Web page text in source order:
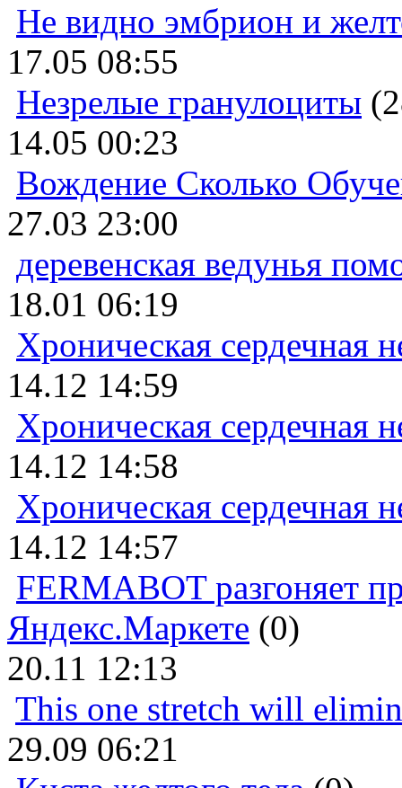
Не видно эмбрион и
17.05 08:55
Незрелые гранулоциты
14.05 00:23
Вождение Сколько
27.03 23:00
деревенская ведунья
18.01 06:19
Хроническая сердечная
14.12 14:59
Хроническая сердечная
14.12 14:58
Хроническая сердечная
14.12 14:57
FERMABOT разгоняет
Яндекс.Маркете (0)
20.11 12:13
This one stretch will
29.09 06:21